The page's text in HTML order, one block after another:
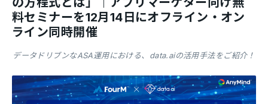
料セミナーを12月14日にオフライン・オン
ライン同時開催
データドリブンなASA運用における、data.aiの活用手法をご紹介！